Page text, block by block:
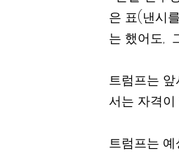
은 표(낸시
는 했어도,
트럼프는
서는 자격
트럼프는